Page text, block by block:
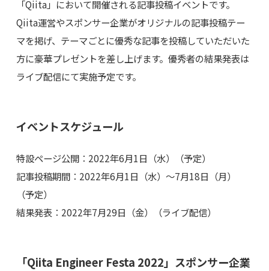
「Qiita」において開催される記事投稿イベントです。
Qiita運営やスポンサー企業がオリジナルの記事投稿テー
マを掲げ、テーマごとに優秀な記事を投稿していただいた
方に豪華プレゼントを差し上げます。優秀者の結果発表は
ライブ配信にて実施予定です。
イベントスケジュール
特設ページ公開：2022年6月1日（水）（予定）
記事投稿期間：2022年6月1日（水）〜7月18日（月）
（予定）
結果発表：2022年7月29日（金）（ライブ配信）
「Qiita Engineer Festa 2022」スポンサー企業